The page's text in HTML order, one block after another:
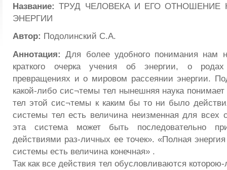
Название: ТРУД ЧЕЛОВЕКА И ЕГО ОТНОШЕНИЕ
ЭНЕРГИИ
Автор: Подолинский С.А.
Аннотация: Для более удобного понимания нам
краткого очерка учения об энергии, о
превращениях и о мировом рассеянии энергии.
какой-либо сис¬темы тел нынешняя наука
тел этой сис¬темы к каким бы то ни было
системы тел есть величина неизменная для всех
эта система может быть последовательно
действиями раз-личных ее точек». «Полная
системы есть величина конечная» .
Так как все действия тел обусловливаются